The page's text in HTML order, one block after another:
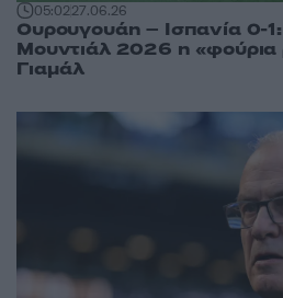
05:0227.06.26
Ουρουγουάη – Ισπανία 0-
Μουντιάλ 2026 η «φούρια
Γιαμάλ